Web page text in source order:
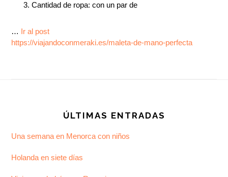
Cantidad de ropa: con un par de
… Ir al post
https://viajandoconmeraki.es/maleta-de-mano-perfecta
ÚLTIMAS ENTRADAS
Una semana en Menorca con niños
Holanda en siete días